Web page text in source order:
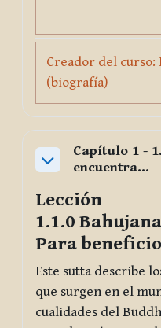
Creador del curso:
(biografía)URL
Collapse
Capítulo 1 -
encuentra…
Lección
1.1.0
Para
Este sutta describe
que surgen en el
cualidades del